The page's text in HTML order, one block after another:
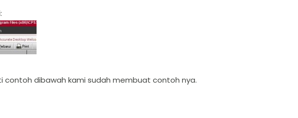
contoh dibawah kami sudah membuat contoh nya.